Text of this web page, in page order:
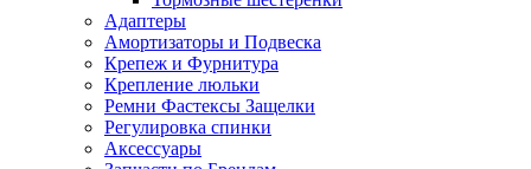
Адаптеры
Амортизаторы и Подвеска
Крепеж и Фурнитура
Крепление люльки
Ремни Фастексы Защелки
Регулировка спинки
Аксессуары